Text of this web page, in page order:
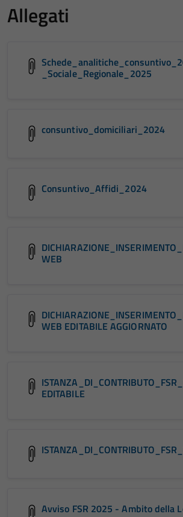
Allegati
_Sociale_Regionale_2025
consuntivo_domiciliari_2024
Consuntivo_Affidi_2024
WEB
WEB EDITABILE AGGIORNATO
EDITABILE
Avviso FSR 2025 - Ambito della